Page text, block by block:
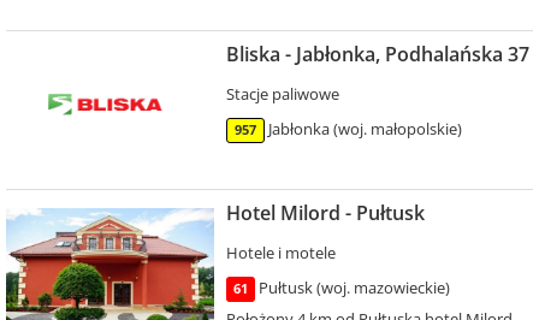
Bliska - Jabłonka, Podhalańska 37
Stacje paliwowe
957 Jabłonka (woj. małopolskie)
Hotel Milord - Pułtusk
Hotele i motele
61
Pułtusk (woj. mazowieckie)